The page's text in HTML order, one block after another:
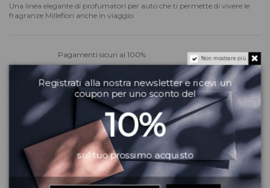
Una linea elegante di profumatori per auto che ti permette di vivere le
fragranze Millefiori anche in viaggio.
Pagamenti sicuri al 100%
profumatore millefiori milano profumatore auto
Legni & Spezie
car iconic millefiori
collezione Urban profumatore macchina millefiori
profumatore urban iconic
Vuoi altre informazioni? Dubbi? Contattaci
! Puoi anche scriverci su
WhatsApp
il team del Matrix Beauty City ti risponderà quanto prima!
Non mostrare più
Registrati alla nostra newsletter e ricevi un
coupon per uno sconto del
10%
sul tuo prossimo acquisto